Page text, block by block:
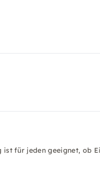
für jeden geeignet, ob